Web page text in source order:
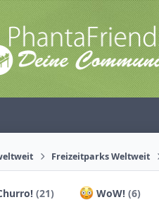
Freizeitparks Weltweit
(21) WoW! (6)